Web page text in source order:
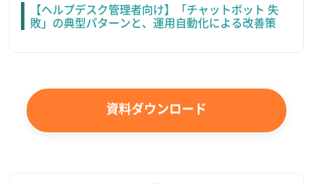
【ヘルプデスク管理者向け】「チャットボット 失
敗」の典型パターンと、運用自動化による改善策
資料ダウンロード